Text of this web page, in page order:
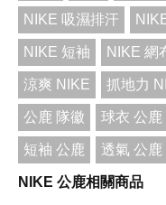
NIKE 吸濕排汗
NIKE 短袖 NIKE 網
涼爽 NIKE 抓地力
公鹿 隊徽 球衣 公鹿
短袖 公鹿 透氣 公鹿
NIKE 公鹿相關商品